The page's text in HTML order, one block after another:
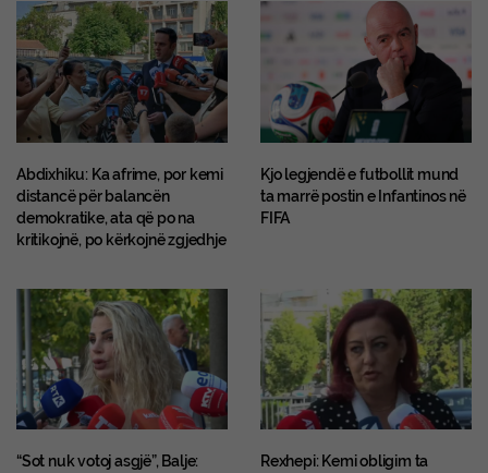
Abdixhiku: Ka afrime, por kemi
distancë për balancën
demokratike, ata që po na
kritikojnë, po kërkojnë zgjedhje
Kjo legjendë e futbollit mund
ta marrë postin e Infantinos në
FIFA
“Sot nuk votoj asgjë”, Balje:
Rexhepi: Kemi obligim ta